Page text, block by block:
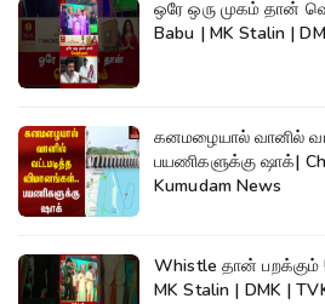
ஒரே ஒரு முகம் தான் வெற்றி முகம்
Babu | MK Stalin |
கனமழையால் வானில்
பயணிகளுக்கு ஷாக்|
Kumudam News
Whistle தான் பறக்கும் !! | CM Vijay | VS Babu |
MK Stalin | DMK |